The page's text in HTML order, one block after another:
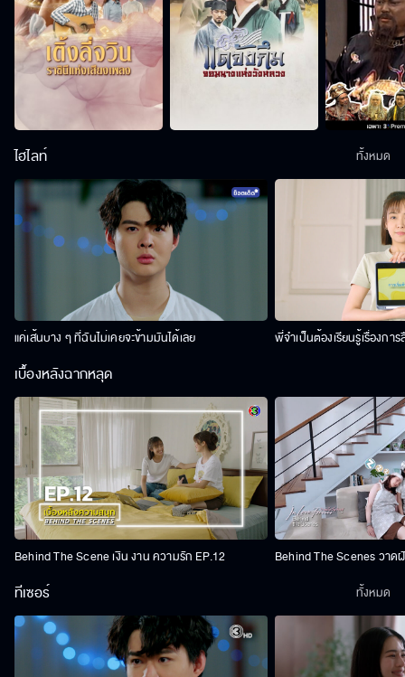
ไฮไลท์
แค่เส้นบาง ๆ ที่ฉันไม่เคยจะข้ามมันได้เลย พี่จำเป็นต้องเรียนรู้เรื่องการ
ทั้งหมด
เบื้องหลังฉากหลุด
Behind The Scene เงิน งาน ความรัก EP.12 Behind The Scenes วาด
ทีเซอร์ ทั้งหมด